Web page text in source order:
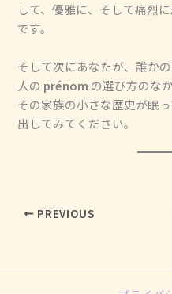
して、優雅に、そして痛烈
です。
そして次にあなたが、誰かの
人の prénom の選び方のな
その家族の小さな歴史が眠
出してみてください。
PREVIOUS